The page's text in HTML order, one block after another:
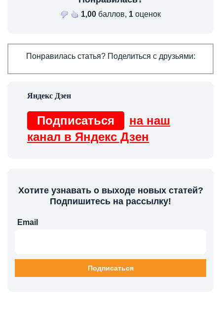
1,00 баллов, 1 оценок
Понравилась статья? Поделиться с друзьями:
Подписаться
на наш
канал в Яндекс Дзен
Хотите узнавать о выходе новых статей?
Подпишитесь на рассылку!
Email